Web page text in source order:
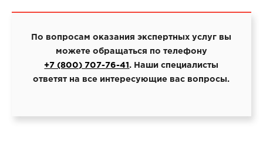
По вопросам оказания экспертных услуг вы
можете обращаться по телефону
+7 (800) 707-76-41. Наши специалисты
ответят на все интересующие вас вопросы.